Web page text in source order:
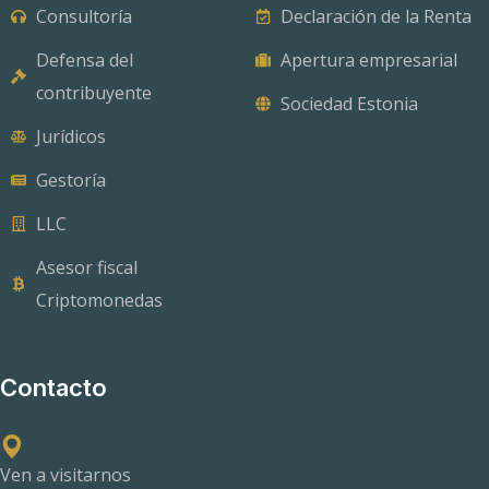
Consultoría
Defensa del
contribuyente
Jurídicos
Gestoría
LLC
Asesor fiscal
Criptomonedas
Declaración de la Renta
Apertura empresarial
Sociedad Estonia
Contacto
Ven a visitarnos